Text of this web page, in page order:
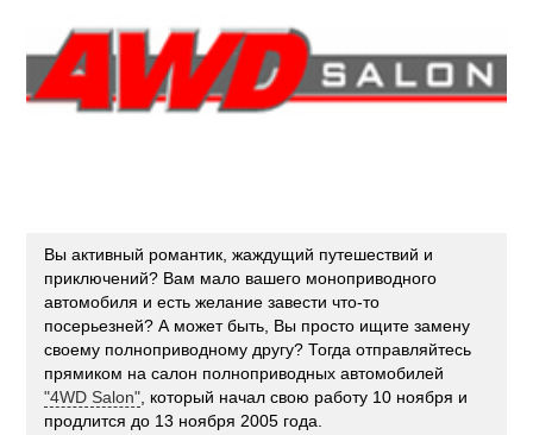
Вы активный романтик, жаждущий путешествий и
приключений? Вам мало вашего моноприводного
автомобиля и есть желание завести что-то
посерьезней? А может быть, Вы просто ищите замену
своему полноприводному другу? Тогда отправляйтесь
прямиком на салон полноприводных автомобилей
"4WD Salon" , который начал свою работу 10 ноября и
продлится до 13 ноября 2005 года.